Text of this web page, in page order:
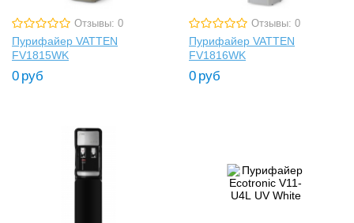
Отзывы: 0
Пурифайер VATTEN
FV1815WK
0 руб
Отзывы: 0
Пурифайер VATTEN
FV1816WK
0 руб